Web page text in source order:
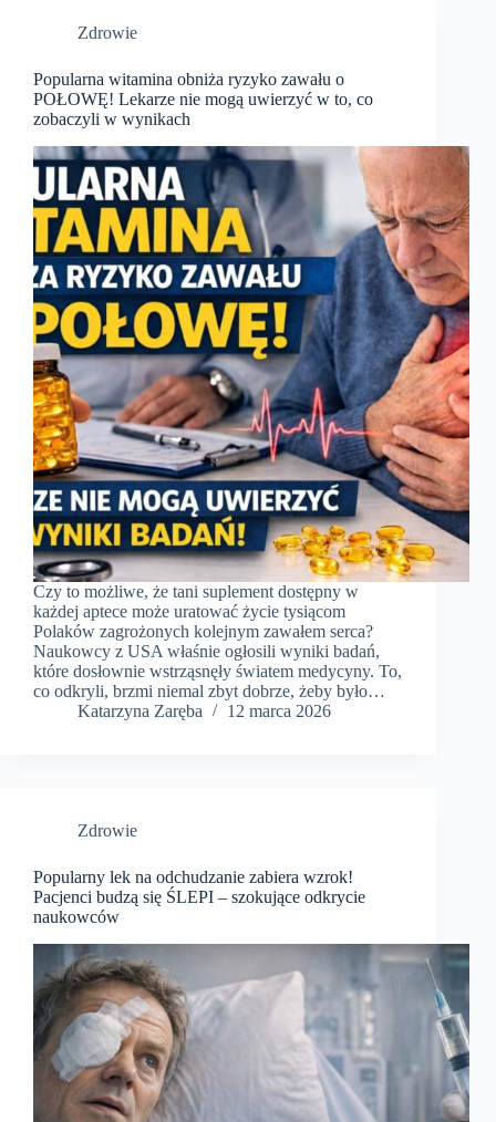
Zdrowie
Popularna witamina obniża ryzyko zawału o
POŁOWĘ! Lekarze nie mogą uwierzyć w to, co
zobaczyli w wynikach
Czy to możliwe, że tani suplement dostępny w
każdej aptece może uratować życie tysiącom
Polaków zagrożonych kolejnym zawałem serca?
Naukowcy z USA właśnie ogłosili wyniki badań,
które dosłownie wstrząsnęły światem medycyny. To,
co odkryli, brzmi niemal zbyt dobrze, żeby było…
Katarzyna Zaręba
12 marca 2026
Zdrowie
Popularny lek na odchudzanie zabiera wzrok!
Pacjenci budzą się ŚLEPI – szokujące odkrycie
naukowców